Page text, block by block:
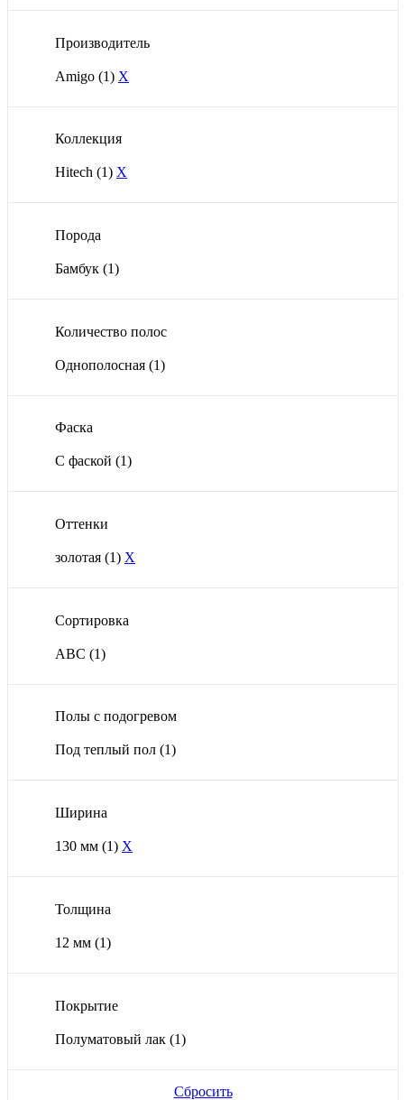
Производитель
Amigo (1) X
Коллекция
Hitech (1) X
Порода
Бамбук (1)
Количество полос
Однополосная (1)
Фаска
С фаской (1)
Оттенки
золотая (1) X
Сортировка
ABС (1)
Полы с подогревом
Под теплый пол (1)
Ширина
130 мм (1) X
Толщина
12 мм (1)
Покрытие
Полуматовый лак (1)
Сбросить